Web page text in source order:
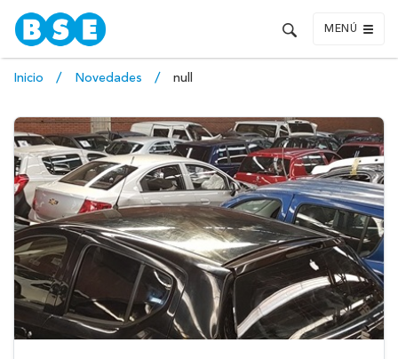
MENÚ
Inicio Novedades null